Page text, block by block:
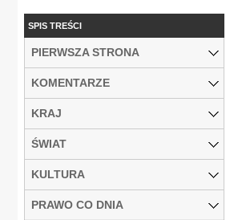
SPIS TREŚCI
PIERWSZA STRONA
KOMENTARZE
KRAJ
ŚWIAT
KULTURA
PRAWO CO DNIA